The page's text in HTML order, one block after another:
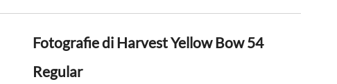
Fotografie di Harvest Yellow Bow 54
Regular